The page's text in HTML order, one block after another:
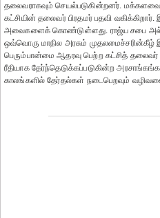
தலைவராகவும் செயல்படுகின்றனர்.
கட்சியின் தலைவர் பிரதமர் பதவி
அவைகளைக் கொண்டுள்ளது. ராஜ்ய சபை
ஒவ்வொரு மாநில அரசும் முதலமைச்சரின்கீழ்
பெரும்பான்மை ஆதரவு பெற்ற கட்சித்
ரீதியாக தேர்ந்தெடுக்கப்படுகின்ற
காலங்களில் தேர்தல்கள் நடைபெறவும்